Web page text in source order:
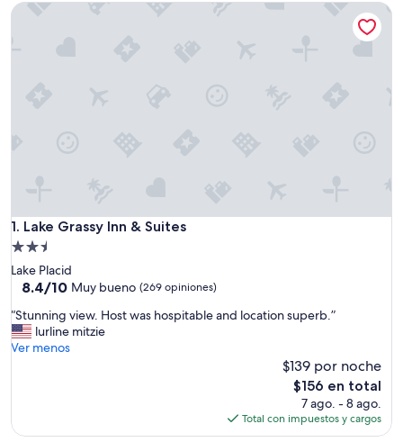
1. Lake Grassy Inn & Suites
Lake Grassy Inn & Suites
Propiedad
de
2.5
Lake Placid
8.4
10,
Muy
bueno,
8.4/10 Muy bueno (269 opiniones)
“
S
t
n
“Stunning view. Host was hospitable and location superb.”
lurline mitzie
Ver menos
$139 por noche
El
precio
actual
es
$156 en total
7 ago. - 8 ago.
Total con impuestos y cargos
Lake Grassy Inn & Suites